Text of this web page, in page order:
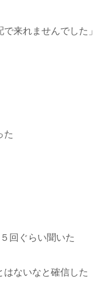
来れませんでした」
た
回ぐらい聞いた
はないなと確信した